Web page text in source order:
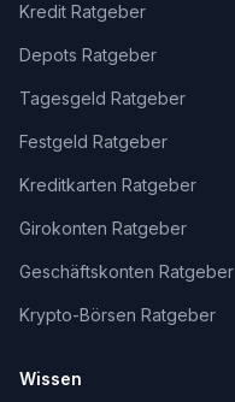
Kredit Ratgeber
Depots Ratgeber
Tagesgeld Ratgeber
Festgeld Ratgeber
Kreditkarten Ratgeber
Girokonten Ratgeber
Geschäftskonten Ratgeber
Krypto-Börsen Ratgeber
Wissen